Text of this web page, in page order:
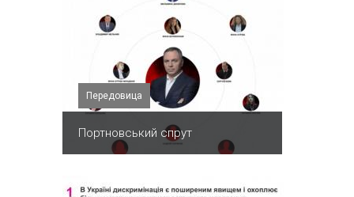
Передовица
Портновський спрут